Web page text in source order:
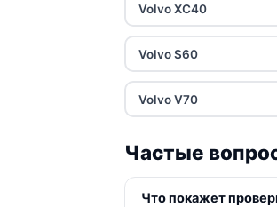
Volvo XC40
Volvo S60
Volvo V70
Частые
Что покажет